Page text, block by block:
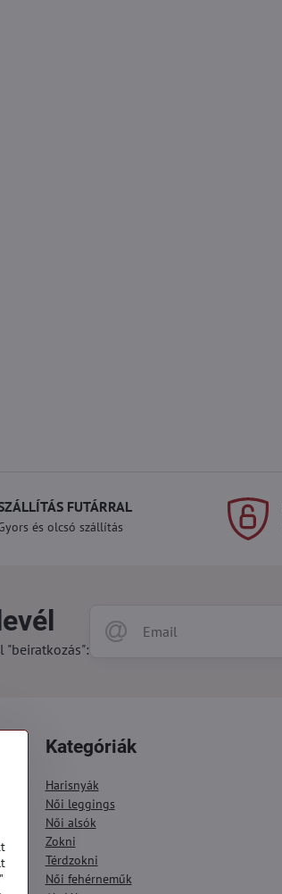
FUTÁRRAL
és olcsó szállítás
"beiratkozás":
Kategóriák
Harisnyák
Női leggings
Női alsók
Zokni
Térdzokni
Női fehérneműk